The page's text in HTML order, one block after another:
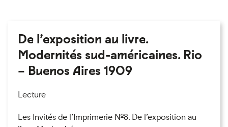
De l’exposition au livre.
Modernités sud-américaines. Rio
– Buenos Aires 1909
Lecture
Les Invités de l’Imprimerie n°8. De l’exposition au